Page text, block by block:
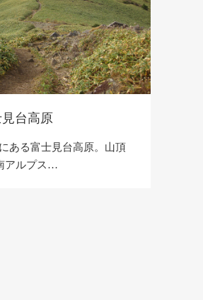
台高原
ある富士見台高原。山頂
アルプス…